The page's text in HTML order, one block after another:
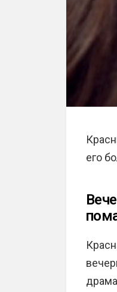
его